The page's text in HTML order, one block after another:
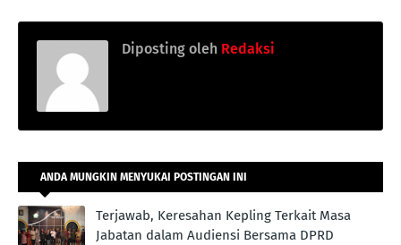
Diposting oleh Redaksi
ANDA MUNGKIN MENYUKAI POSTINGAN INI
Terjawab, Keresahan Kepling Terkait Masa
Jabatan dalam Audiensi Bersama DPRD